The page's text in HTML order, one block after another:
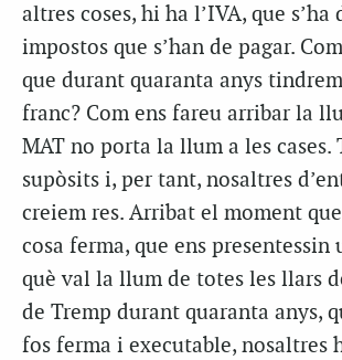
altres coses, hi ha l’IVA, que s’ha
impostos que s’han de pagar.
que durant quaranta anys
franc? Com ens fareu arribar la
MAT no porta la llum a les cases.
supòsits i, per tant, nosaltres
creiem res. Arribat el moment
cosa ferma, que ens presentessin
què val la llum de totes les llars
de Tremp durant quaranta anys,
fos ferma i executable, nosaltres